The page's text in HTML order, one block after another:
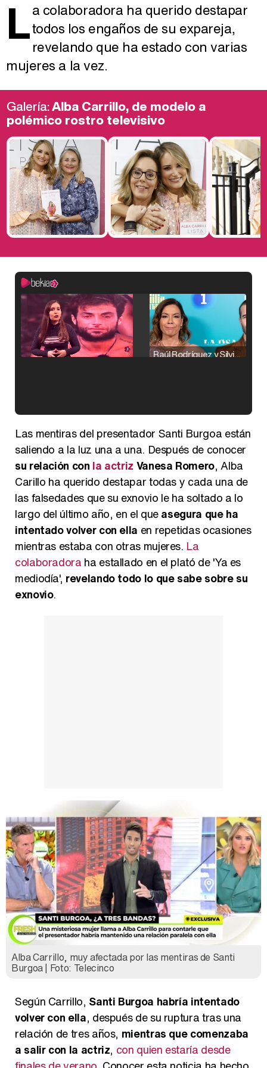
La colaboradora ha querido destapar
todos los engaños de su expareja,
revelando que ha estado con varias
mujeres a la vez.
Galería:Alba Carrillo, de modelo a
polémico rostro televisivo
Raúl Rodríguez y Silvia Taulés nos cuentan su papel en 'La familia de la tele'
Carlota Corredera y Javier de Hoyos: "La tele tiene que representar al público también y aquí están todos los perfiles posibles&quo;
Así se tomó Felipe VI que la Infanta Sofía no quisiera recibir formación militar
Las mentiras del presentador Santi Burgoa están
saliendo a la luz una a una. Después de conocer
su relación con la actriz Vanesa Romero, Alba
Carillo ha querido destapar todas y cada una de
las falsedades que su exnovio le ha soltado a lo
largo del último año, en el queasegura que ha
intentado volver con ella en repetidas ocasiones
mientras estaba con otras mujeres. La
colaboradora ha estallado en el plató de 'Ya es
mediodía', revelando todo lo que sabe sobre su
exnovio.
Alba Carrillo, muy afectada por las mentiras de Santi
Burgoa | Foto: Telecinco
Según Carrillo, Santi Burgoa habría intentado
volver con ella, después de su ruptura tras una
relación de tres años, mientras que comenzaba
a salir con la actriz, con quien estaría desde